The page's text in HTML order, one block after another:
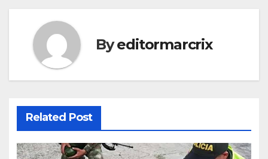
Byeditormarcrix
Related Post